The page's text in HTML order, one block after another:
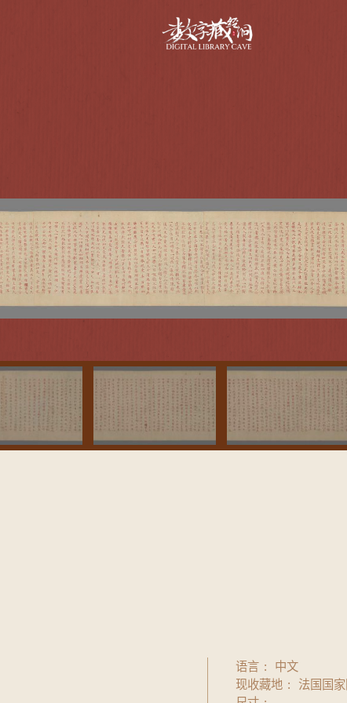
语言
中文
现收藏地
法国国